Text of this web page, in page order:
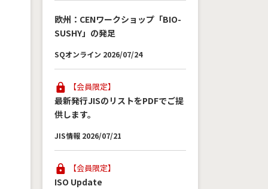
欧州：CENワークショップ「BIO-
SUSHY」の発足
SQオンライン 2026/07/24
【会員限定】
最新発行JISのリストをPDFでご提
供します。
JIS情報 2026/07/21
【会員限定】
ISO Update